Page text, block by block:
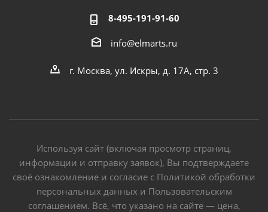
8-495-191-91-60
info@elmarts.ru
г. Москва, ул. Искры, д. 17А, стр. 3
Используя сайт (включая просмотр страниц,
информации и отправку заявок), Вы подтверждаете
своё ознакомление и согласие с Политикой обработки
персональных данных и Пользовательским
соглашением. Всё, что указано на сайте — цена,